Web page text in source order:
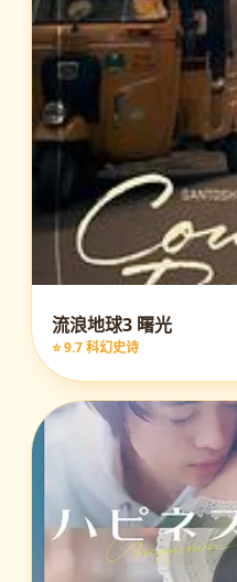
流浪地球3 曙光
⭐ 9.7 科幻史诗